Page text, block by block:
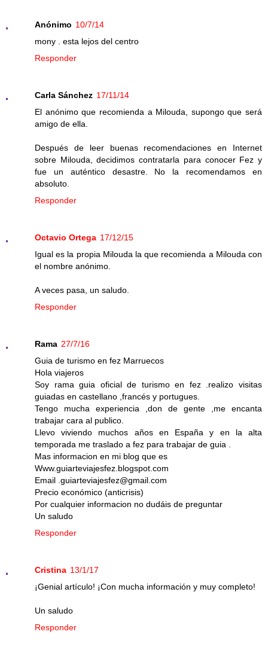
Anónimo 10/7/14
mony . esta lejos del centro
Responder
Carla Sánchez 17/11/14
El anónimo que recomienda a Milouda, supongo que será
amigo de ella.
Después de leer buenas recomendaciones en Internet
sobre Milouda, decidimos contratarla para conocer Fez y
fue un auténtico desastre. No la recomendamos en
absoluto.
Responder
Octavio Ortega 17/12/15
Igual es la propia Milouda la que recomienda a Milouda con
el nombre anónimo.
A veces pasa, un saludo.
Responder
Rama 27/7/16
Guia de turismo en fez Marruecos
Hola viajeros
Soy rama guia oficial de turismo en fez .realizo visitas
guiadas en castellano ,francés y portugues.
Tengo mucha experiencia ,don de gente ,me encanta
trabajar cara al publico.
Llevo viviendo muchos años en España y en la alta
temporada me traslado a fez para trabajar de guia .
Mas informacion en mi blog que es
Www.guiarteviajesfez.blogspot.com
Email .guiarteviajesfez@gmail.com
Precio económico (anticrisis)
Por cualquier informacion no dudáis de preguntar
Un saludo
Responder
Cristina 13/1/17
¡Genial artículo! ¡Con mucha información y muy completo!
Un saludo
Responder